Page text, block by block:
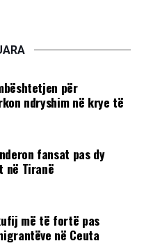
për
ndryshim në krye të
fansat pas dy
në Tiranë
më të fortë pas
në Ceuta